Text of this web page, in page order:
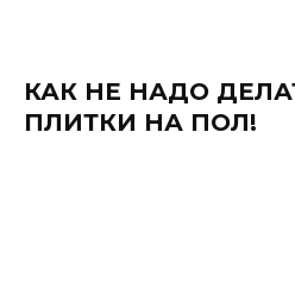
КАК НЕ НАДО
ПЛИТКИ НА ПОЛ!